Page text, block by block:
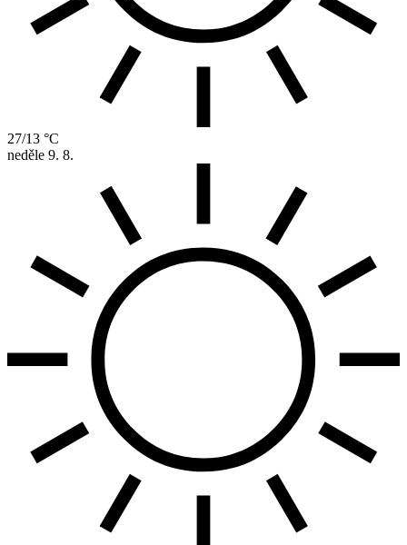
27/13 °C
neděle 9. 8.